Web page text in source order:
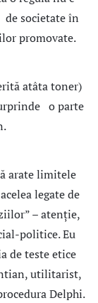
societate în
promovate.
atâta toner)
o parte
arate limitele
legate de
– atenţie,
politice. Eu
de teste etice
utilitarist,
Delphi.